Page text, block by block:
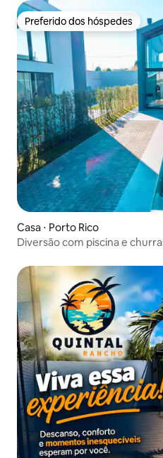
Preferido dos hóspedes
Preferido dos hóspedes
Casa ⋅ Porto Rico
Diversão com piscina e